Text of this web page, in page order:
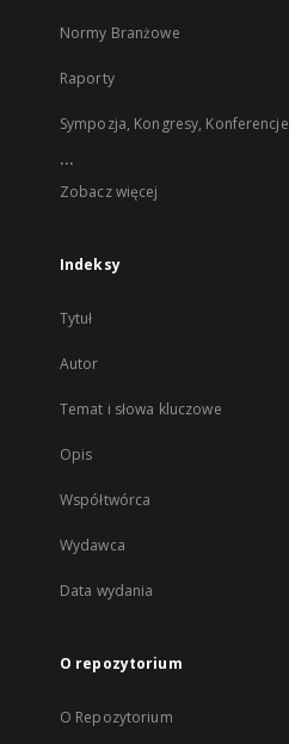
Normy Branżowe
Raporty
Sympozja, Kongresy, Konferencje
...
Zobacz więcej
Indeksy
Tytuł
Autor
Temat i słowa kluczowe
Opis
Współtwórca
Wydawca
Data wydania
O repozytorium
O Repozytorium